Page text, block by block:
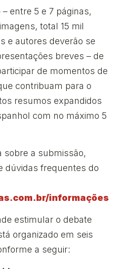
entre 5 e 7 páginas,
total 15 mil
e autores deverão se
breves – de
de momentos de
contribuam para o
resumos expandidos
com no máximo 5
sobre a submissão,
dúvidas frequentes do
informações
estimular o debate
organizado em seis
a seguir: